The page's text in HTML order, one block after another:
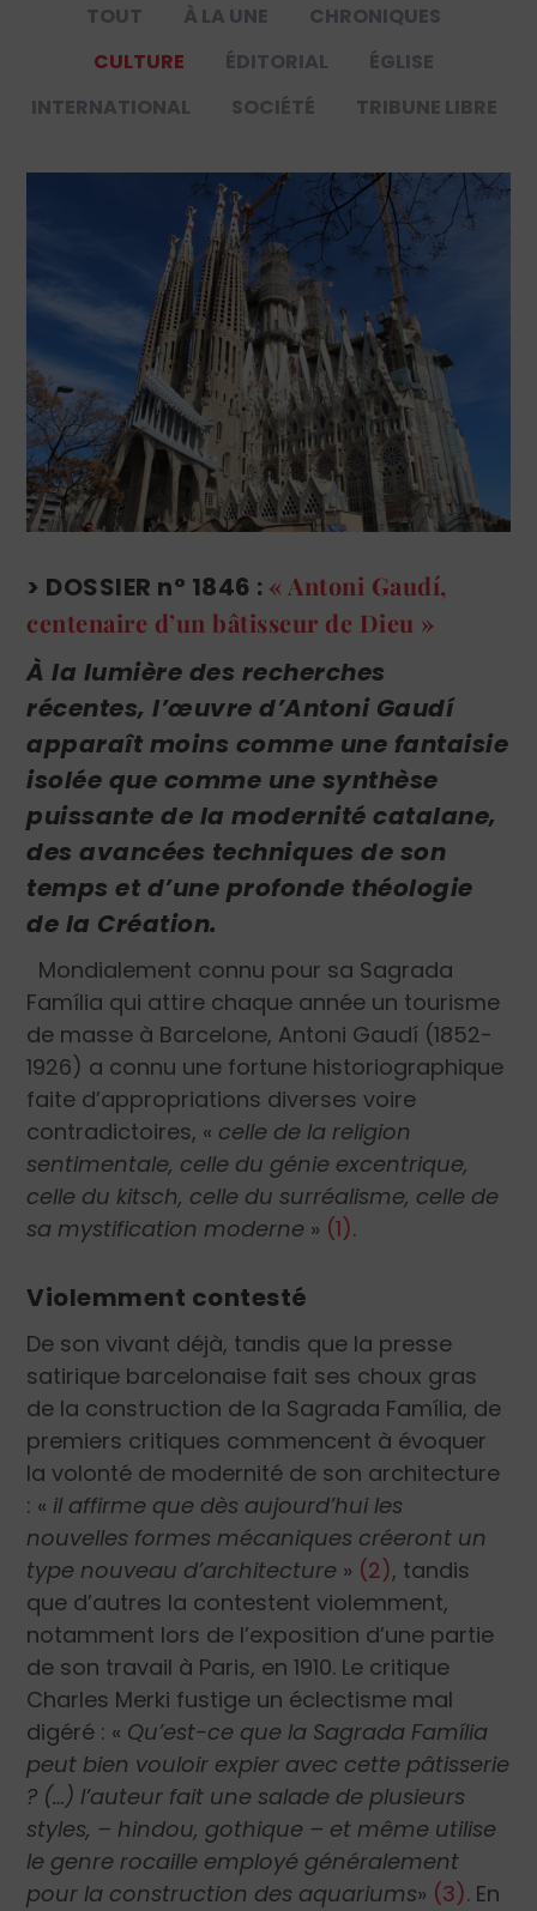
TOUT À LA UNE
CHRONIQUES
CULTURE
ÉDITORIAL
ÉGLISE
INTERNATIONAL
SOCIÉTÉ TRIBUNE LIBRE
> DOSSIER n° 1846 : « Antoni Gaudí,
centenaire d’un bâtisseur de Dieu »
À la lumière des recherches
récentes, l’œuvre d’Antoni Gaudí
apparaît moins comme une fantaisie
isolée que comme une synthèse
puissante de la modernité catalane,
des avancées techniques de son
temps et d’une profonde théologie
de la Création.
Mondialement connu pour sa Sagrada
Família qui attire chaque année un tourisme
de masse à Barcelone, Antoni Gaudí (1852-
1926) a connu une fortune historiographique
faite d’appropriations diverses voire
contradictoires, « celle de la religion
sentimentale, celle du génie excentrique,
celle du kitsch, celle du surréalisme, celle de
sa mystification moderne » (1).
Violemment contesté
De son vivant déjà, tandis que la presse
satirique barcelonaise fait ses choux gras
de la construction de la Sagrada Família, de
premiers critiques commencent à évoquer
la volonté de modernité de son architecture
: « il affirme que dès aujourd’hui les
nouvelles formes mécaniques créeront un
type nouveau d’architecture » (2), tandis
que d’autres la contestent violemment,
notamment lors de l’exposition d’une partie
de son travail à Paris, en 1910. Le critique
Charles Merki fustige un éclectisme mal
digéré : « Qu’est-ce que la Sagrada Família
peut bien vouloir expier avec cette pâtisserie
? (…) l’auteur fait une salade de plusieurs
styles, – hindou, gothique – et même utilise
le genre rocaille employé généralement
pour la construction des aquariums» (3). En